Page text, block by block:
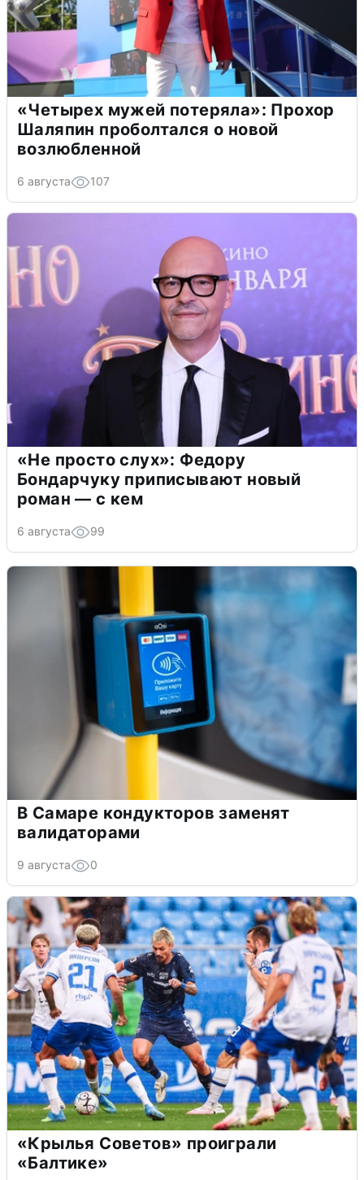
«Четырех мужей потеряла»: Прохор
Шаляпин проболтался о новой
возлюбленной
6 августа 107
«Не просто слух»: Федору
Бондарчуку приписывают новый
роман — с кем
6 августа 99
В Самаре кондукторов заменят
валидаторами
9 августа 0
«Крылья Советов» проиграли
«Балтике»